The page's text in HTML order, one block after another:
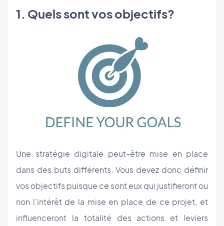
1. Quels sont vos objectifs?
Une stratégie digitale peut-être mise en place
dans des buts différents. Vous devez donc définir
vos objectifs puisque ce sont eux qui justifieront ou
non l'intérêt de la mise en place de ce projet, et
influenceront la totalité des actions et leviers